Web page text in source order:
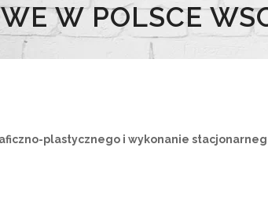
W POLSCE
plastycznego i wykonanie